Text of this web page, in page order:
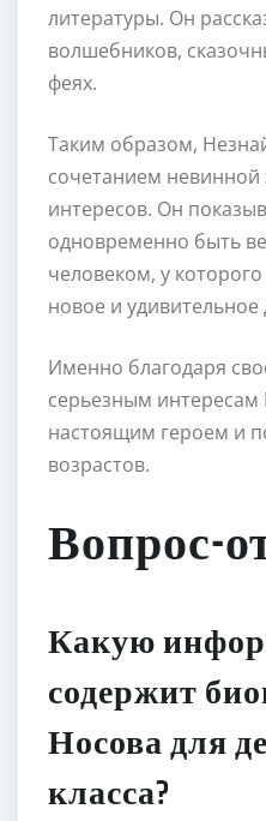
литературы. Он
волшебников,
феях.
Таким образом,
сочетанием
интересов. Он
одновременно быть
человеком, у которого
новое и удивительное
Именно благодаря
серьезным интересам
настоящим героем и
возрастов.
Вопрос-
Какую
содержит
Носова для
класса?